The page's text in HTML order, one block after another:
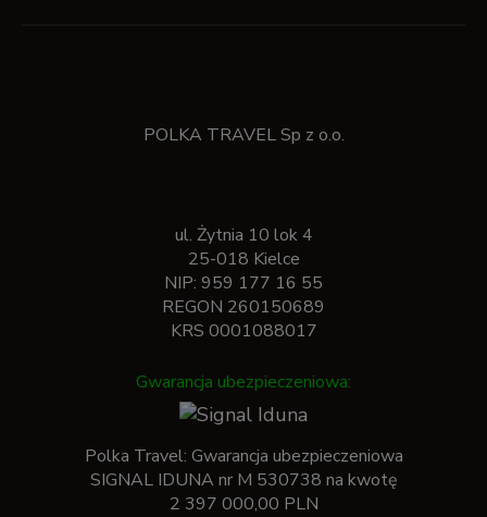
POLKA TRAVEL Sp z o.o.
ul. Żytnia 10 lok 4
25-018 Kielce
NIP: 959 177 16 55
REGON 260150689
KRS 0001088017
Gwarancja ubezpieczeniowa:
Polka Travel: Gwarancja ubezpieczeniowa
SIGNAL IDUNA nr M 530738 na kwotę
2 397 000,00 PLN